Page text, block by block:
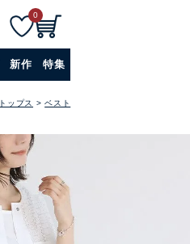
詳細検索
0
新作 特集
トップス ベスト